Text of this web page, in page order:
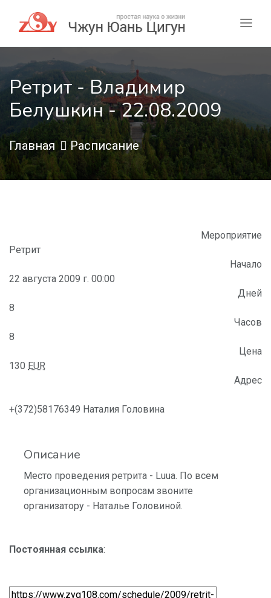
Ретрит - Владимир
Белушкин - 22.08.2009
Главная Расписание
Мероприятие
Ретрит
Начало
22 августа 2009 г. 00:00
Дней
8
Часов
8
Цена
130 EUR
Адрес
+(372)58176349 Наталия Головина
Описание
Место проведения ретрита - Luua. По всем
организационным вопросам звоните
организатору - Наталье Головиной.
Постоянная ссылка: